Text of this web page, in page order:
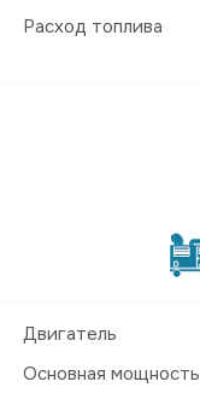
Расход топлива
Двигатель
Основная мощность